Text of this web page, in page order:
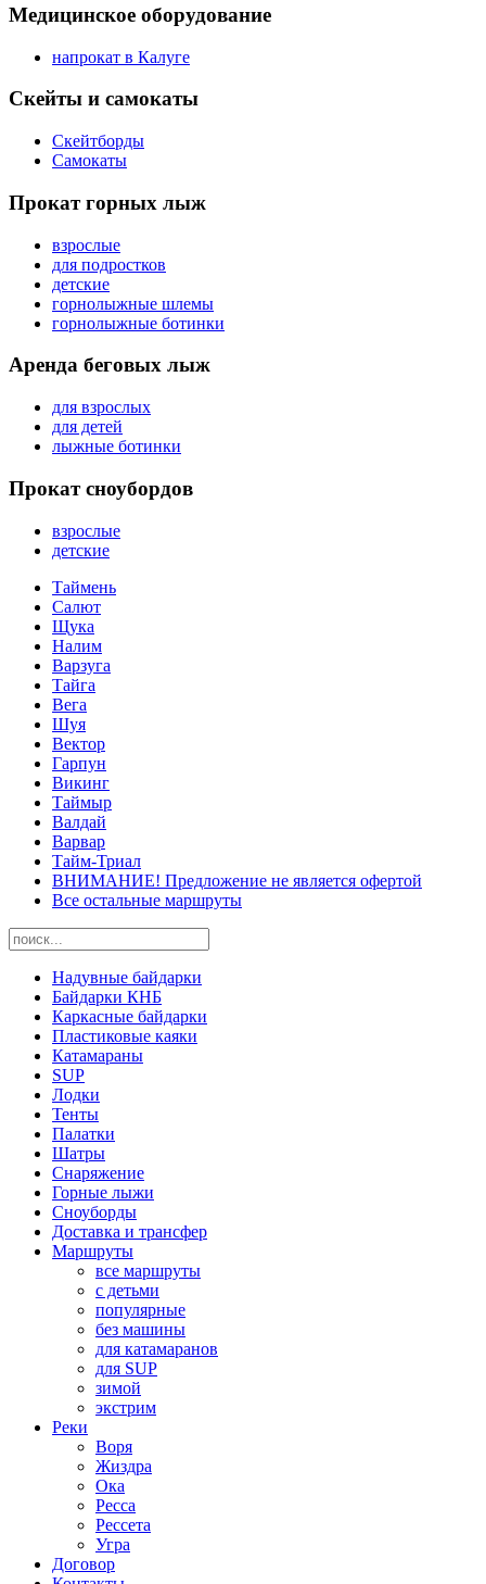
Медицинское оборудование
напрокат в Калуге
Скейты и самокаты
Скейтборды
Самокаты
Прокат горных лыж
взрослые
для подростков
детские
горнолыжные шлемы
горнолыжные ботинки
Аренда беговых лыж
для взрослых
для детей
лыжные ботинки
Прокат сноубордов
взрослые
детские
Таймень
Салют
Щука
Налим
Варзуга
Тайга
Вега
Шуя
Вектор
Гарпун
Викинг
Таймыр
Валдай
Варвар
Тайм-Триал
ВНИМАНИЕ! Предложение не является офертой
Все остальные маршруты
Надувные байдарки
Байдарки КНБ
Каркасные байдарки
Пластиковые каяки
Катамараны
SUP
Лодки
Тенты
Палатки
Шатры
Снаряжение
Горные лыжи
Сноуборды
Доставка и трансфер
Маршруты
все маршруты
с детьми
популярные
без машины
для катамаранов
для SUP
зимой
экстрим
Реки
Воря
Жиздра
Ока
Ресса
Рессета
Угра
Договор